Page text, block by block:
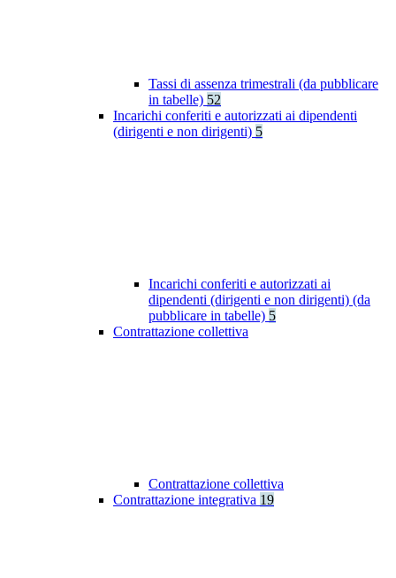
Tassi di assenza trimestrali (da pubblicare
in tabelle) 52
Incarichi conferiti e autorizzati ai dipendenti
(dirigenti e non dirigenti) 5
Incarichi conferiti e autorizzati ai
dipendenti (dirigenti e non dirigenti) (da
pubblicare in tabelle) 5
Contrattazione collettiva
Contrattazione collettiva
Contrattazione integrativa 19